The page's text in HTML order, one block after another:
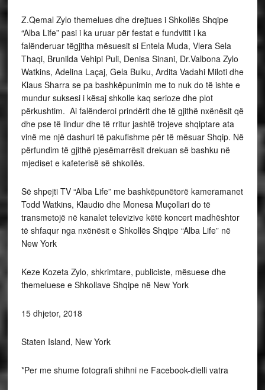
Z.Qemal Zylo themelues dhe drejtues i Shkollës Shqipe
“Alba Life” pasi i ka uruar për festat e fundvitit i ka
falënderuar tëgjitha mësuesit si Entela Muda, Vlera Sela
Thaqi, Brunilda Vehipi Puli, Denisa Sinani, Dr.Valbona Zylo
Watkins, Adelina Laçaj, Gela Bulku, Ardita Vadahi Miloti dhe
Klaus Sharra se pa bashkëpunimin me to nuk do të ishte e
mundur suksesi i kësaj shkolle kaq serioze dhe plot
përkushtim. Ai falënderoi prindërit dhe të gjithë nxënësit që
dhe pse të lindur dhe të rritur jashtë trojeve shqiptare ata
vinë me një dashuri të pakufishme për të mësuar Shqip. Në
përfundim të gjithë pjesëmarrësit drekuan së bashku në
mjediset e kafeterisë së shkollës.
Së shpejti TV “Alba Life” me bashkëpunëtorë kameramanet
Todd Watkins, Klaudio dhe Monesa Muçollari do të
transmetojë në kanalet televizive këtë koncert madhështor
të shfaqur nga nxënësit e Shkollës Shqipe “Alba Life” në
New York
Keze Kozeta Zylo, shkrimtare, publiciste, mësuese dhe
themeluese e Shkollave Shqipe në New York
15 dhjetor, 2018
Staten Island, New York
*Per me shume fotografi shihni ne Facebook-dielli vatra